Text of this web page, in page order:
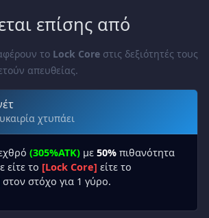
επίσης από
το Lock Core στις δεξιότητές τους
απευθείας.
χτυπάει
(305%ATK) με 50% πιθανότητα
είτε το [Lock Core] είτε το
στον στόχο για 1 γύρο.